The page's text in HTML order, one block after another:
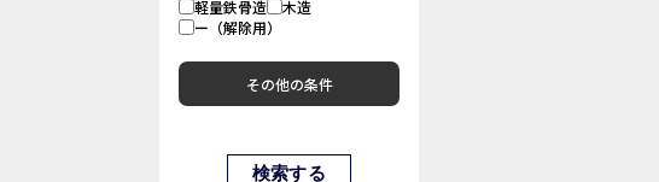
軽量鉄骨造
木造
ー（解除用）
その他の条件